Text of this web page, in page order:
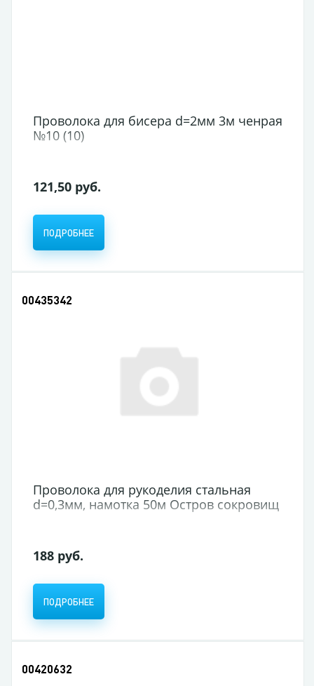
Проволока для бисера d=2мм 3м ченрая
№10 (10)
121,50 руб.
ПОДРОБНЕЕ
00435342
Проволока для рукоделия стальная
d=0,3мм, намотка 50м Остров сокровищ
188 руб.
ПОДРОБНЕЕ
00420632